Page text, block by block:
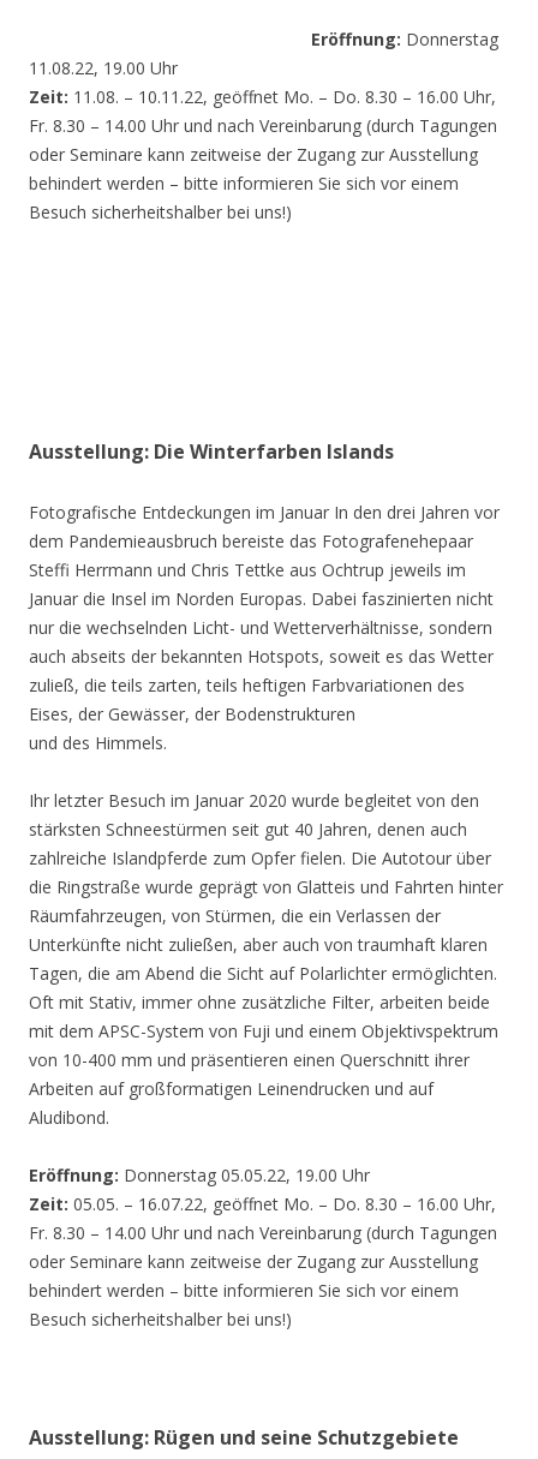
Eröffnung: Donnerstag
11.08.22, 19.00 Uhr
Zeit: 11.08. – 10.11.22, geöffnet Mo. – Do. 8.30 – 16.00 Uhr,
Fr. 8.30 – 14.00 Uhr und nach Vereinbarung (durch Tagungen
oder Seminare kann zeitweise der Zugang zur Ausstellung
behindert werden – bitte informieren Sie sich vor einem
Besuch sicherheitshalber bei uns!)
Ausstellung: Die Winterfarben Islands
Fotografische Entdeckungen im Januar In den drei Jahren vor
dem Pandemieausbruch bereiste das Fotografenehepaar
Steffi Herrmann und Chris Tettke aus Ochtrup jeweils im
Januar die Insel im Norden Europas. Dabei faszinierten nicht
nur die wechselnden Licht- und Wetterverhältnisse, sondern
auch abseits der bekannten Hotspots, soweit es das Wetter
zuließ, die teils zarten, teils heftigen Farbvariationen des
Eises, der Gewässer, der Bodenstrukturen
und des Himmels.
Ihr letzter Besuch im Januar 2020 wurde begleitet von den
stärksten Schneestürmen seit gut 40 Jahren, denen auch
zahlreiche Islandpferde zum Opfer fielen. Die Autotour über
die Ringstraße wurde geprägt von Glatteis und Fahrten hinter
Räumfahrzeugen, von Stürmen, die ein Verlassen der
Unterkünfte nicht zuließen, aber auch von traumhaft klaren
Tagen, die am Abend die Sicht auf Polarlichter ermöglichten.
Oft mit Stativ, immer ohne zusätzliche Filter, arbeiten beide
mit dem APSC-System von Fuji und einem Objektivspektrum
von 10-400 mm und präsentieren einen Querschnitt ihrer
Arbeiten auf großformatigen Leinendrucken und auf
Aludibond.
Eröffnung: Donnerstag 05.05.22, 19.00 Uhr
Zeit: 05.05. – 16.07.22, geöffnet Mo. – Do. 8.30 – 16.00 Uhr,
Fr. 8.30 – 14.00 Uhr und nach Vereinbarung (durch Tagungen
oder Seminare kann zeitweise der Zugang zur Ausstellung
behindert werden – bitte informieren Sie sich vor einem
Besuch sicherheitshalber bei uns!)
Ausstellung: Rügen und seine Schutzgebiete